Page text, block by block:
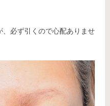
、必ず引くので心配ありませ